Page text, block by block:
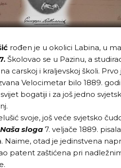
rođen je u okolici Labina, u
Školovao se u Pazinu, a
carskoj i kraljevskoj školi.
Velocimetar bilo 1889.
bogatiji i za još jedno
svoje, još veće svjetsko
Naša sloga 7. veljače 1889.
Naime, otad je jedinstvena
patent zaštićena pri